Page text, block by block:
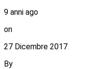
9 anni ago
on
27 Dicembre 2017
By